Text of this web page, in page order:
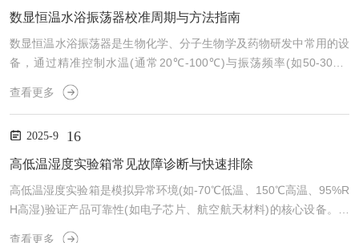
成均匀的热气流场(温度均匀性±1℃)；振荡机构采用偏心轮或电磁驱
数显恒温水浴振荡器校准周期与方法指南
数显恒温水浴振荡器是生物化学、分子生物学及药物研发中常用的设
备，通过精准控制水温(通常20℃-100℃)与振荡频率(如50-300rp
m)，为样品(如细胞培养液、酶反应体系)提供恒定的温育与混合环
境。其校准精度(温度±0.5℃、频率±1rpm)直接影响实验结果的重复
准周期：校准周期需根据设备的使用强度与应用场景动态调整：•常
规实验室：若每天使用不超过4小时，且用于一般样品(如缓冲液配
查看更多
2025-9 16
高低温湿度实验箱常见故障诊断与快速排除
高低温湿度实验箱是模拟异常环境(如-70℃低温、150℃高温、95%R
H高湿)验证产品可靠性(如电子芯片、航空航天材料)的核心设备。其
复杂系统(制冷、加热、加湿、控温控湿模块)在长期运行中易出现各
查看更多